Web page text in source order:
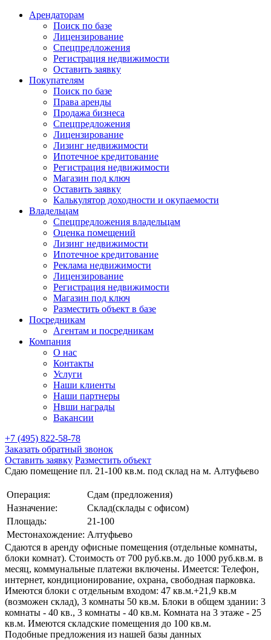
Арендаторам
Поиск по базе
Лицензирование
Спецпредложения
Регистрация недвижимости
Оставить заявку
Покупателям
Поиск по базе
Права аренды
Продажа бизнеса
Спецпредложения
Лицензирование
Лизинг недвижимости
Ипотечное кредитование
Регистрация недвижимости
Магазин под ключ
Оставить заявку
Калькулятор доходности и окупаемости
Владельцам
Спецпредложения владельцам
Оценка помещений
Лизинг недвижимости
Ипотечное кредитование
Реклама недвижимости
Лицензирование
Регистрация недвижимости
Магазин под ключ
Разместить объект в базе
Посредникам
Агентам и посредникам
Компания
О нас
Контакты
Услуги
Наши клиенты
Наши партнеры
Нвши награды
Вакансии
+7 (495) 822-58-78
Заказать обратный звонок
Оставить заявку Разместить объект
Сдаю помещение пл. 21-100 кв.м. под склад на м. Алтуфьево
Операция:
Сдам (предложения)
Назначение:
Склад(склады с офисом)
Площадь:
21-100
Местонахождение: Алтуфьево
Сдаются в аренду офисные помещения (отдельные комнаты,
блоки комнат). Стоимость от 700 руб.кв.м. до 1000 руб.кв.м. в
месяц, коммунальные платежи включены. Имеется: Телефон,
интернет, кондиционирование, охрана, свободная парковка.
Имеются блоки с отдельным входом: 47 кв.м.+21,9 кв.м
(возможен склад), 3 комнаты 50 кв.м. Блоки в общем здании: 3
комнаты - 40 кв., 3 комнаты - 40 кв.м. Комната на 3 этаже - 25
кв.м. Имеются складские помещения до 100 кв.м.
Подобные предложения из нашей базы данных